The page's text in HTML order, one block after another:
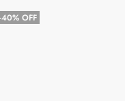
-40% OFF